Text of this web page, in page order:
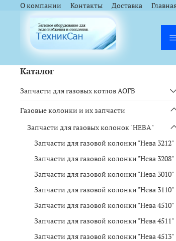
О компании Контакты Доставка
Каталог
Запчасти для газовых котлов АОГВ
Газовые колонки и их запчасти
Запчасти для газовых колонок "НЕВА"
Запчасти для газовой колонки "Нева 3212"
Запчасти для газовой колонки "Нева 3208"
Запчасти для газовой колонки "Нева 3010"
Запчасти для газовой колонки "Нева 3110"
Запчасти для газовой колонки "Нева 4510"
Запчасти для газовой колонки "Нева 4511"
Запчасти для газовой колонки "Нева 4513"
<a href="https://webmaster.yandex.ru/siteinfo/
<a href="https://webmaster.yandex.ru/siteinfo/